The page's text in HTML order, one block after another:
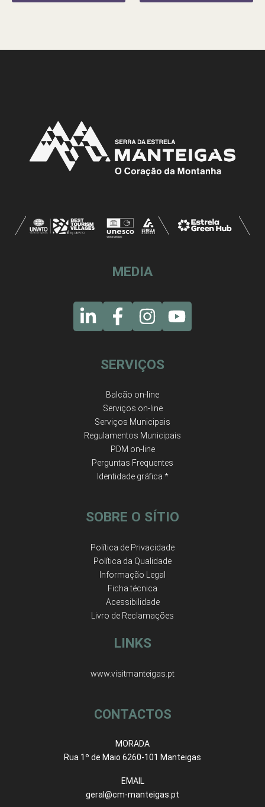
MEDIA
SERVIÇOS
Balcão on-line
Serviços on-line
Serviços Municipais
Regulamentos Municipais
PDM on-line
Perguntas Frequentes
Identidade gráfica *
SOBRE O SÍTIO
Política de Privacidade
Política da Qualidade
Informação Legal
Ficha técnica
Acessibilidade
Livro de Reclamações
LINKS
www.visitmanteigas.pt
CONTACTOS
MORADA
Rua 1º de Maio 6260-101 Manteigas
EMAIL
geral@cm-manteigas.pt